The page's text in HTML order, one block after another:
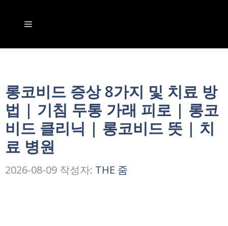
너
뛰
기
메
뉴
롱코비드 증상 8가지 및 치료 방
법 | 기침 두통 가래 피로 | 롱코
비드 클리닉 | 롱코비드 뜻 | 치
료 병원
2026-08-09 작성자: THE 줌